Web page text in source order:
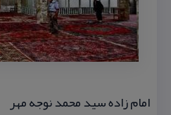
امام زاده سید محمد نوجه مهر